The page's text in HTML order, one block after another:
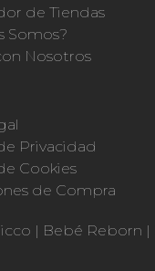
de Tiendas
Somos?
Nosotros
Privacidad
Cookies
de Compra
| Bebé Reborn |